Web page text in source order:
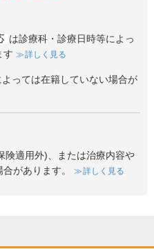
は診療科・診療日時等によっ
す
詳しく見る
っては在籍していない場合が
険適用外)、または治療内容や
があります。
詳しく見る